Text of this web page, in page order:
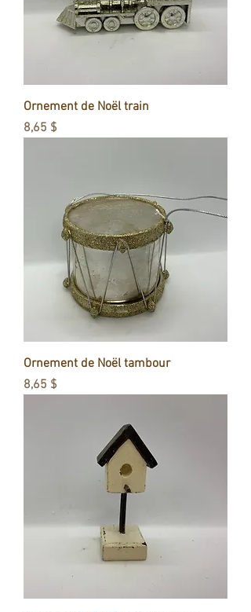
Ornement de Noël train
Prix
8,65 $
Ornement de Noël tambour
Prix
8,65 $